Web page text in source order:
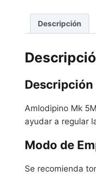
Descripción
Amlodipino Mk
ayudar a regular
Modo de
Se recomienda